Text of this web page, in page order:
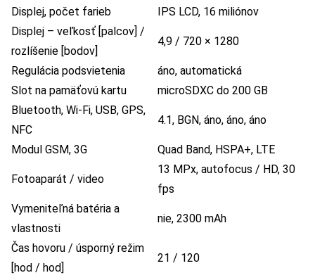
Displej, počet farieb
IPS LCD, 16 miliónov
Displej – veľkosť [palcov] /
rozlíšenie [bodov]
4,9 / 720 × 1280
Regulácia podsvietenia
áno, automatická
Slot na pamäťovú kartu
microSDXC do 200 GB
Bluetooth, Wi-Fi, USB, GPS,
NFC
4.1, BGN, áno, áno, áno
Modul GSM, 3G Quad Band, HSPA+, LTE
Fotoaparát / video
13 MPx, autofocus / HD, 30
fps
Vymeniteľná batéria a
vlastnosti
nie, 2300 mAh
Čas hovoru / úsporný režim
[hod / hod]
21 / 120